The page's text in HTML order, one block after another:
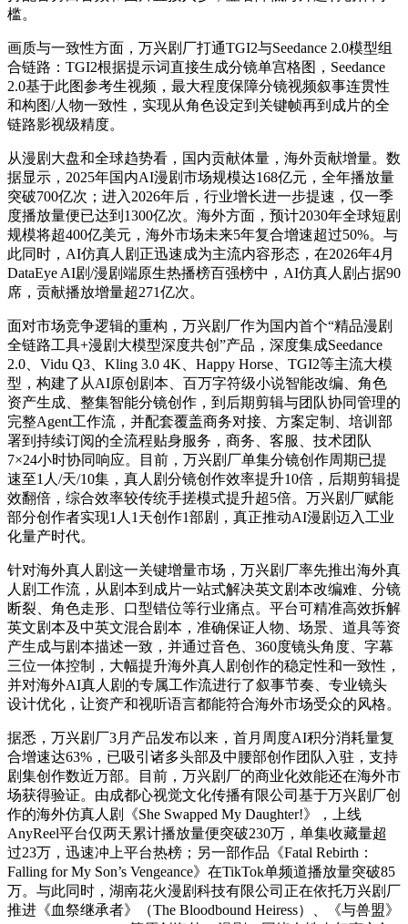
槛。
画质与一致性方面，万兴剧厂打通TGI2与Seedance 2.0模型组
合链路：TGI2根据提示词直接生成分镜单宫格图，Seedance
2.0基于此图参考生视频，最大程度保障分镜视频叙事连贯性
和构图/人物一致性，实现从角色设定到关键帧再到成片的全
链路影视级精度。
从漫剧大盘和全球趋势看，国内贡献体量，海外贡献增量。数
据显示，2025年国内AI漫剧市场规模达168亿元，全年播放量
突破700亿次；进入2026年后，行业增长进一步提速，仅一季
度播放量便已达到1300亿次。海外方面，预计2030年全球短剧
规模将超400亿美元，海外市场未来5年复合增速超过50%。与
此同时，AI仿真人剧正迅速成为主流内容形态，在2026年4月
DataEye AI剧/漫剧端原生热播榜百强榜中，AI仿真人剧占据90
席，贡献播放增量超271亿次。
面对市场竞争逻辑的重构，万兴剧厂作为国内首个“精品漫剧
全链路工具+漫剧大模型深度共创”产品，深度集成Seedance
2.0、Vidu Q3、Kling 3.0 4K、Happy Horse、TGI2等主流大模
型，构建了从AI原创剧本、百万字符级小说智能改编、角色
资产生成、整集智能分镜创作，到后期剪辑与团队协同管理的
完整Agent工作流，并配套覆盖商务对接、方案定制、培训部
署到持续订阅的全流程贴身服务，商务、客服、技术团队
7×24小时协同响应。目前，万兴剧厂单集分镜创作周期已提
速至1人/天/10集，真人剧分镜创作效率提升10倍，后期剪辑提
效翻倍，综合效率较传统手搓模式提升超5倍。万兴剧厂赋能
部分创作者实现1人1天创作1部剧，真正推动AI漫剧迈入工业
化量产时代。
针对海外真人剧这一关键增量市场，万兴剧厂率先推出海外真
人剧工作流，从剧本到成片一站式解决英文剧本改编难、分镜
断裂、角色走形、口型错位等行业痛点。平台可精准高效拆解
英文剧本及中英文混合剧本，准确保证人物、场景、道具等资
产生成与剧本描述一致，并通过音色、360度镜头角度、字幕
三位一体控制，大幅提升海外真人剧创作的稳定性和一致性，
并对海外AI真人剧的专属工作流进行了叙事节奏、专业镜头
设计优化，让资产和视听语言都能符合海外市场受众的风格。
据悉，万兴剧厂3月产品发布以来，首月周度AI积分消耗量复
合增速达63%，已吸引诸多头部及中腰部创作团队入驻，支持
剧集创作数近万部。目前，万兴剧厂的商业化效能还在海外市
场获得验证。由成都心视觉文化传播有限公司基于万兴剧厂创
作的海外仿真人剧《She Swapped My Daughter!》，上线
AnyReel平台仅两天累计播放量便突破230万，单集收藏量超
过23万，迅速冲上平台热榜；另一部作品《Fatal Rebirth：
Falling for My Son’s Vengeance》在TikTok单频道播放量突破85
万。与此同时，湖南花火漫剧科技有限公司正在依托万兴剧厂
推进《血祭继承者》（The Bloodbound Heiress）、《与兽盟》